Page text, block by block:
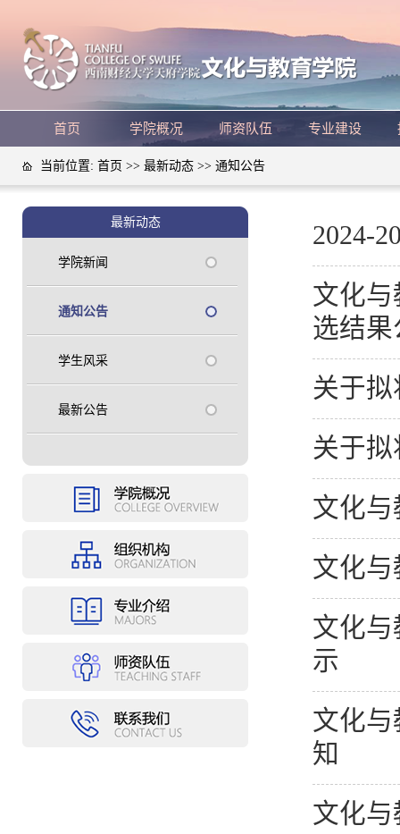
首页 学院概况 师资队伍 专业建设
当前位置: 首页 >> 最新动态 >> 通知公告
最新动态
学院新闻
通知公告
学生风采
最新公告
2024-
文化与
选结果
关于
关于
文化与
文化与
文化与
示
文化与
知
文化与